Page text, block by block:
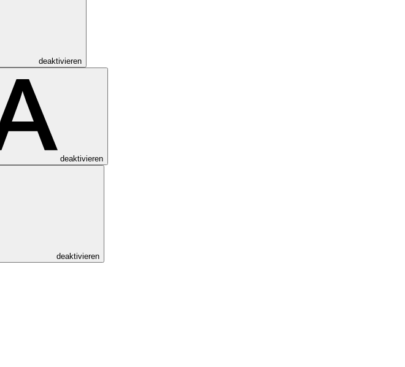
deaktivieren
deaktivieren
deaktivieren